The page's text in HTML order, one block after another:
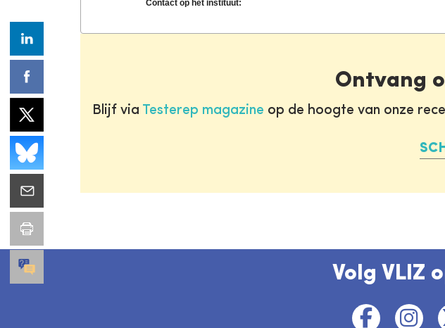
Contact op het instituut:
Ontvang
Blijf via Testerep magazine op de hoogte van onze
Volg VLIZ